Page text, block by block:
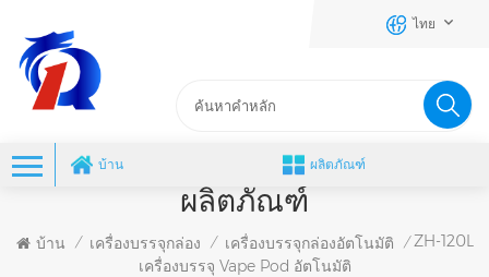
ไทย
บ้าน ผลิตภัณฑ์
ผลิตภัณฑ์
บ้าน / เครื่องบรรจุกล่อง / เครื่องบรรจุกล่องอัตโนมัติ / ZH-120L
เครื่องบรรจุ Vape Pod อัตโนมัติ